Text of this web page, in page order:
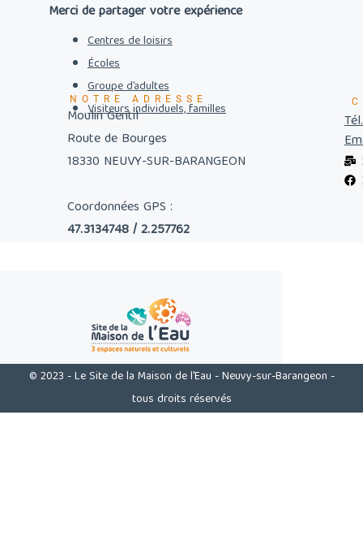
Merci de partager votre expérience
Centres de loisirs
Écoles
Groupe d’adultes
Visiteurs individuels, familles
NOTRE ADRESSE
Moulin Gentil
Route de Bourges
18330 NEUVY-SUR-BARANGEON
Coordonnées GPS :
47.3134748 / 2.257762
© 2023 - Le Site de la Maison de l'Eau - Neuvy-sur-Barangeon -
tous droits réservés